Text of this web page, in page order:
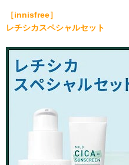
［innisfree］
レチシカスペシャルセット